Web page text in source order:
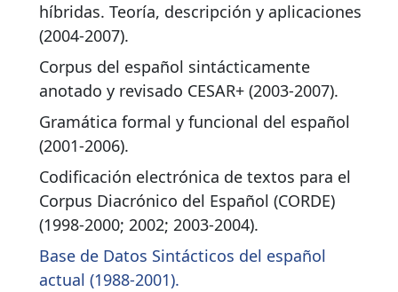
híbridas. Teoría, descripción y aplicaciones
(2004-2007).
Corpus del español sintácticamente
anotado y revisado CESAR+ (2003-2007).
Gramática formal y funcional del español
(2001-2006).
Codificación electrónica de textos para el
Corpus Diacrónico del Español (CORDE)
(1998-2000; 2002; 2003-2004).
Base de Datos Sintácticos del español
actual (1988-2001).